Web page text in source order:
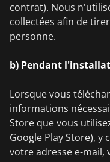
contrat). Nous
collectées afin de
personne.
b) Pendant
Lorsque vous
informations
Store que vous
Google Play Store),
votre adresse e-